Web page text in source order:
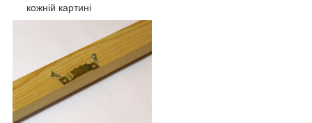
кожній картині